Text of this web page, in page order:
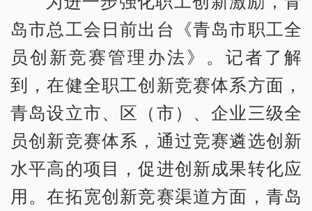
岛市总工会日前出台《青岛市职工全
员创新竞赛管理办法》。记者了解
到，在健全职工创新竞赛体系方面，
青岛设立市、区（市）、企业三级全
员创新竞赛体系，通过竞赛遴选创新
水平高的项目，促进创新成果转化应
用。在拓宽创新竞赛渠道方面，青岛